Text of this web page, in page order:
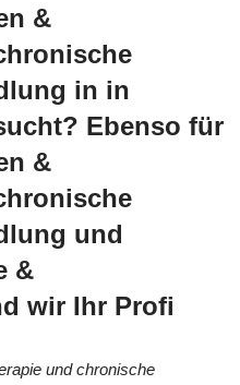
&
in in
Ebenso für
&
und
&
wir Ihr Profi
und chronische